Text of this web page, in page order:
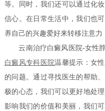
等。同时，我们还可以通过化
信心。在日常生活中，我们也
养自己的兴趣爱好来转移注意力
云南治疗白癜风医院-女性脖
白癜风专科医院温馨提示：女
的问题。通过寻找医生的帮助
极的心态，我们可以更好地处
影响我们的价值和美丽，我们